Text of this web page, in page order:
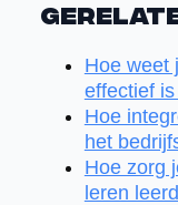
Hoe weet
effectief
Hoe
het
Hoe zorg
leren